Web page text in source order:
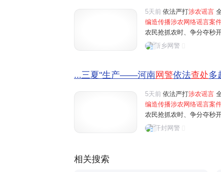
5天前 依法严打涉农谣言
编造传播涉农网络谣言案
农民抢抓农时、争分夺秒
民为博取关注、吸粉引流
新乡网警
...三夏"生产——河南网警依法查处多
5天前 依法严打涉农谣言
编造传播涉农网络谣言案
农民抢抓农时、争分夺秒
民为博取关注、吸粉引流
开封网警
相关搜索